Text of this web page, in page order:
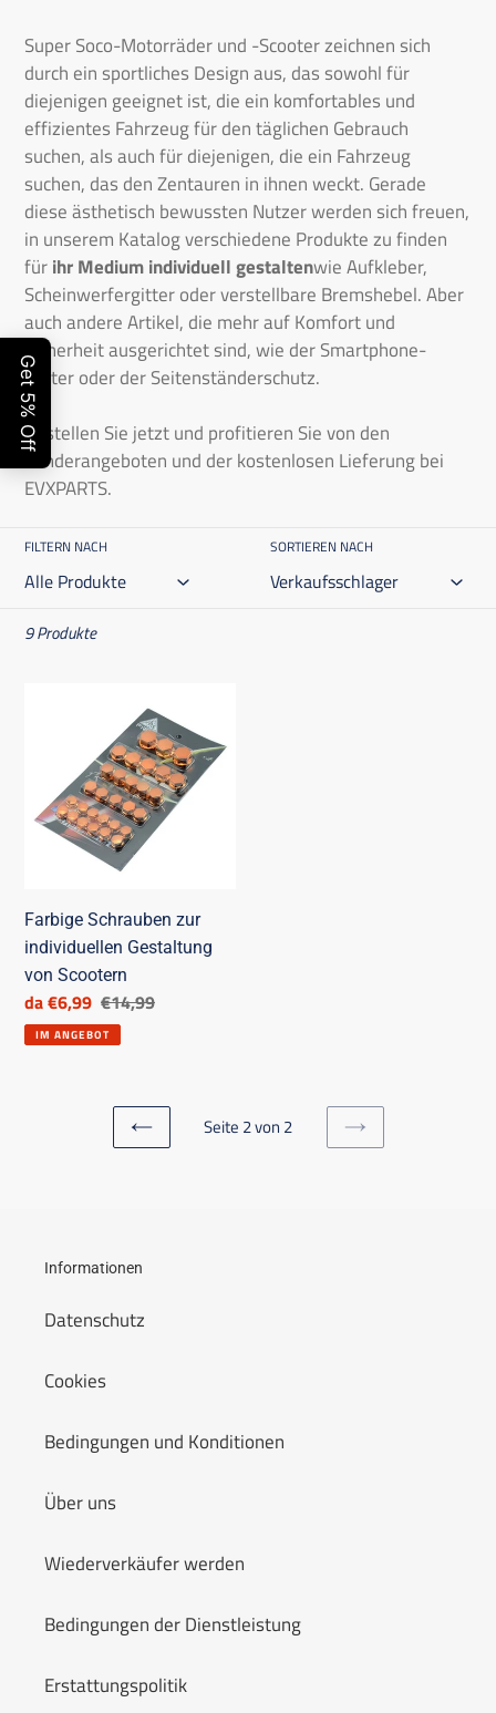
Super Soco-Motorräder und -Scooter zeichnen sich
durch ein sportliches Design aus, das sowohl für
diejenigen geeignet ist, die ein komfortables und
effizientes Fahrzeug für den täglichen Gebrauch
suchen, als auch für diejenigen, die ein Fahrzeug
suchen, das den Zentauren in ihnen weckt. Gerade
diese ästhetisch bewussten Nutzer werden sich freuen,
in unserem Katalog verschiedene Produkte zu finden
fürihr Medium individuell gestaltenwie Aufkleber,
Scheinwerfergitter oder verstellbare Bremshebel. Aber
auch andere Artikel, die mehr auf Komfort und
Sicherheit ausgerichtet sind, wie der Smartphone-
Halter oder der Seitenständerschutz.
Bestellen Sie jetzt und profitieren Sie von den
Sonderangeboten und der kostenlosen Lieferung bei
EVXPARTS.
FILTERN NACH SORTIEREN NACH
9 Produkte
individuellen
Gestaltung
von
Scootern
Farbige Schrauben zur
individuellen Gestaltung
von Scootern
Ermäßigter
Preis
da €6,99 Listenpreis
€14,99
IM ANGEBOT
VORHERIGE
Seite 2 von 2
NÄCHSTE
Informationen
Datenschutz
Cookies
Bedingungen und Konditionen
Über uns
Wiederverkäufer werden
Bedingungen der Dienstleistung
Erstattungspolitik